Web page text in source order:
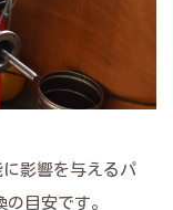
影響を与えるパ
目安です。